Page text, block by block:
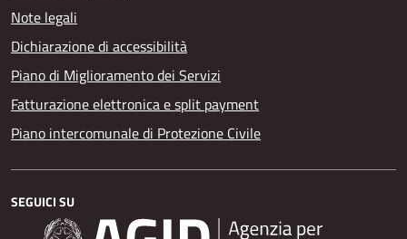
Note legali
Dichiarazione di accessibilità
Piano di Miglioramento dei Servizi
Fatturazione elettronica e split payment
Piano intercomunale di Protezione Civile
SEGUICI SU